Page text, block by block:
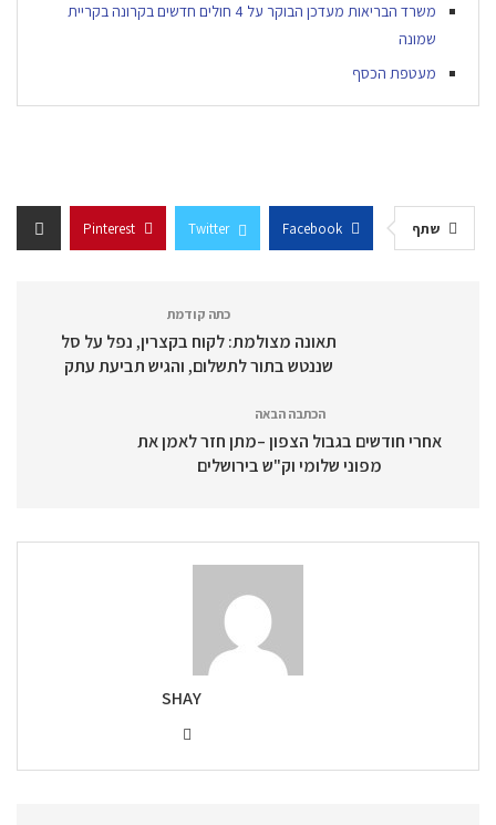
משרד הבריאות מעדכן הבוקר על 4 חולים חדשים בקרונה בקריית
שמונה
מעטפת הכסף
שתף Facebook
Twitter
Pinterest
כתה קודמת
תאונה מצולמת: לקוח בקצרין, נפל על סל
שננטש בתור לתשלום, והגיש תביעת עתק
הכתבה הבאה
אחרי חודשים בגבול הצפון –מתן חזר לאמן את
מפוני שלומי וק"ש בירושלים
SHAY